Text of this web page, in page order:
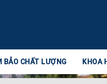
BẢO CHẤT LƯỢNG KHOA